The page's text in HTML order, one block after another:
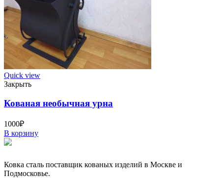
Quick view
Закрыть
Кованая необычная урна
1000₽
В корзину
Ковка сталь поставщик кованых изделий в Москве и
Подмосковье.